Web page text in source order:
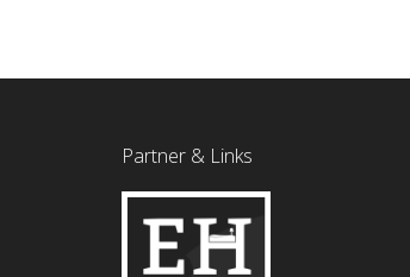
Partner & Links